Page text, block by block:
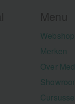
Webshop
Merken
Over